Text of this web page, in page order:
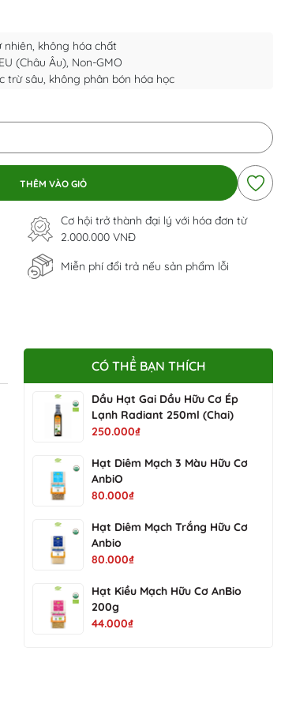
nhiên, không hóa chất
(Châu Âu), Non-GMO
trừ sâu, không phân bón hóa học
THÊM VÀO GIỎ
Cơ hội trở thành đại lý với hóa đơn từ
2.000.000 VNĐ
Miễn phí đổi trả nếu sản phẩm lỗi
CÓ THỂ BẠN THÍCH
Dầu Hạt Gai Dầu Hữu Cơ Ép
Lạnh Radiant 250ml (Chai)
250.000₫
Hạt Diêm Mạch 3 Màu Hữu Cơ
AnbiO
80.000₫
Hạt Diêm Mạch Trắng Hữu Cơ
Anbio
80.000₫
Hạt Kiều Mạch Hữu Cơ AnBio
200g
44.000₫